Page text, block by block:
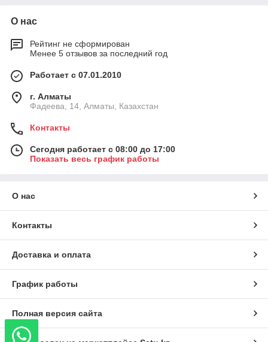
О нас
Рейтинг не сформирован
Менее 5 отзывов за последний год
Работает с 07.01.2010
г. Алматы
Фадеева, 14, Алматы, Казахстан
Контакты
Сегодня работает с 08:00 до 17:00
Показать весь график работы
О нас
Контакты
Доставка и оплата
График работы
Полная версия сайта